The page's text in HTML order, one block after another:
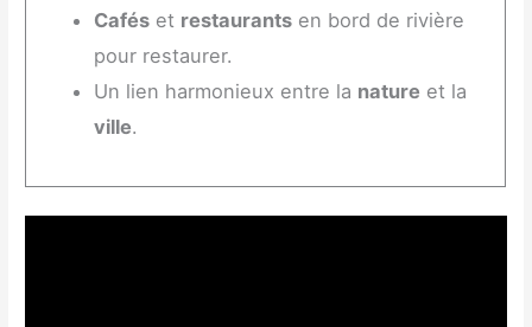
Cafés et restaurants en bord de rivière
pour restaurer.
Un lien harmonieux entre la nature et la
ville.